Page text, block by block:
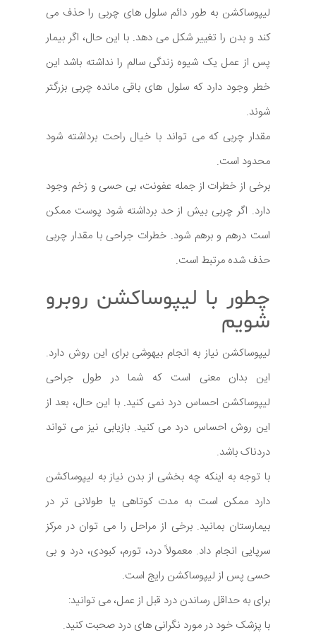
لیپوساکشن به طور دائم سلول های چربی را حذف می
کند و بدن را تغییر شکل می دهد. با این حال، اگر بیمار
پس از عمل یک شیوه زندگی سالم را نداشته باشد این
خطر وجود دارد که سلول های باقی مانده چربی بزرگتر
شوند.
مقدار چربی که می تواند با خیال راحت برداشته شود
محدود است.
برخی از خطرات از جمله عفونت، بی حسی و زخم وجود
دارد. اگر چربی بیش از حد برداشته شود پوست ممکن
است درهم و برهم شود. خطرات جراحی با مقدار چربی
حذف شده مرتبط است.
چطور با لیپوساکشن روبرو
شویم
لیپوساکشن نیاز به انجام بیهوشی برای این روش دارد.
این بدان معنی است که شما در طول جراحی
لیپوساکشن احساس درد نمی کنید. با این حال، بعد از
این روش احساس درد می کنید. بازیابی نیز می تواند
دردناک باشد.
با توجه به اینکه چه بخشی از بدن نیاز به لیپوساکشن
دارد ممکن است به مدت کوتاهی یا طولانی تر در
بیمارستان بمانید. برخی از مراحل را می توان در مرکز
سرپایی انجام داد. معمولاً درد، تورم، کبودی، درد و بی
حسی پس از لیپوساکشن رایج است.
برای به حداقل رساندن درد قبل از عمل، می توانید:
با پزشک خود در مورد نگرانی های درد صحبت کنید.